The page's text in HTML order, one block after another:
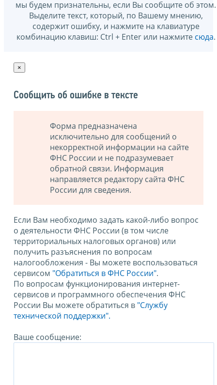
мы будем признательны, если Вы сообщите об этом.
Выделите текст, который, по Вашему мнению,
содержит ошибку, и нажмите на клавиатуре
комбинацию клавиш: Ctrl + Enter или нажмите сюда.
×
Сообщить об ошибке в тексте
Форма предназначена
исключительно для сообщений о
некорректной информации на сайте
ФНС России и не подразумевает
обратной связи. Информация
направляется редактору сайта ФНС
России для сведения.
Если Вам необходимо задать какой-либо вопрос
о деятельности ФНС России (в том числе
территориальных налоговых органов) или
получить разъяснения по вопросам
налогообложения - Вы можете воспользоваться
сервисом "Обратиться в ФНС России".
По вопросам функционирования интернет-
сервисов и программного обеспечения ФНС
России Вы можете обратиться в "Службу
технической поддержки".
Ваше сообщение: